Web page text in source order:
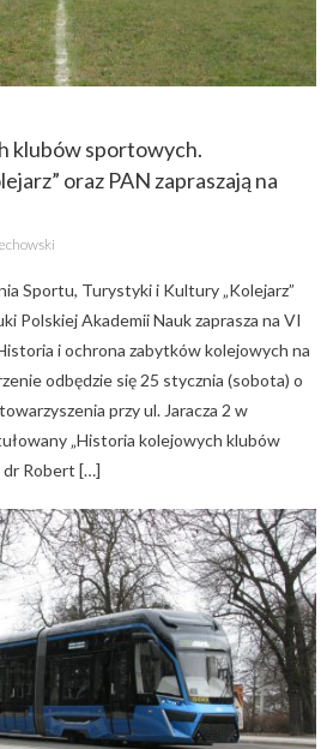
klubów sportowych.
oraz PAN zapraszają na
Sportu, Turystyki i Kultury „Kolejarz”
Polskiej Akademii Nauk zaprasza na VI
i ochrona zabytków kolejowych na
odbędzie się 25 stycznia (sobota) o
przy ul. Jaracza 2 w
„Historia kolejowych klubów
dr Robert […]